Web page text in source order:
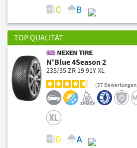
TOP QUALITÄT
N'Blue 4Season 2
235/35 ZR 19 91Y XL
57 Bewertungen